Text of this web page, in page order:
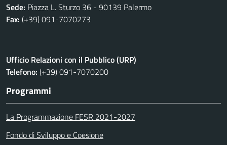
Sede: Piazza L. Sturzo 36 - 90139 Palermo
Fax: (+39) 091-7070273
Ufficio Relazioni con il Pubblico (URP)
Telefono: (+39) 091-7070200
Programmi
La Programmazione FESR 2021-2027
Fondo di Sviluppo e Coesione